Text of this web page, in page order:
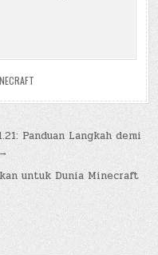
Panduan Langkah demi
untuk Dunia Minecraft